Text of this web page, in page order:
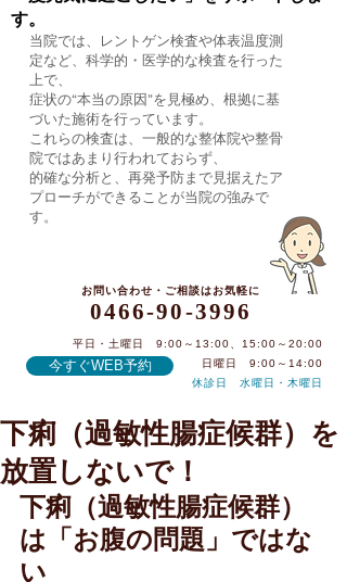
す。
0466-90-3996
お問い合わせ・ご相談はお気軽に
当院では、レントゲン検査や体表温度測
定など、科学的・医学的な検査を行った
上で、
症状の“本当の原因”を見極め、根拠に基
づいた施術を行っています。
これらの検査は、一般的な整体院や整骨
院ではあまり行われておらず、
的確な分析と、再発予防まで見据えたア
プローチができることが当院の強みで
す。
平日・土曜日 9:00～13:00、15:00～20:00
日曜日 9:00～14:00
休診日 水曜日・木曜日
今すぐWEB予約
0466-90-3996
下痢（過敏性腸症候群）を
放置しないで！
下痢（過敏性腸症候群）
は「お腹の問題」ではな
い